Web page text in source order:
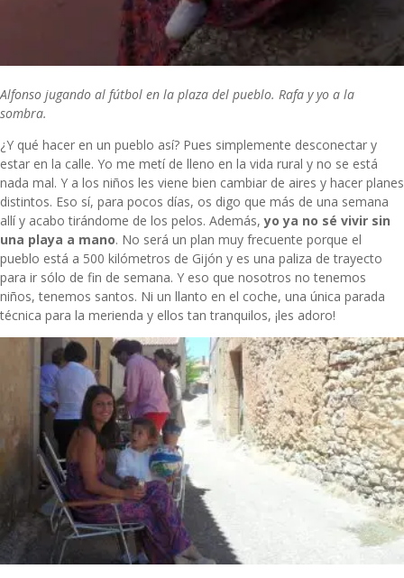
Alfonso jugando al fútbol en la plaza del pueblo. Rafa y yo a la
sombra.
¿Y qué hacer en un pueblo así? Pues simplemente desconectar y
estar en la calle. Yo me metí de lleno en la vida rural y no se está
nada mal. Y a los niños les viene bien cambiar de aires y hacer planes
distintos. Eso sí, para pocos días, os digo que más de una semana
allí y acabo tirándome de los pelos. Además,yo ya no sé vivir sin
una playa a mano. No será un plan muy frecuente porque el
pueblo está a 500 kilómetros de Gijón y es una paliza de trayecto
para ir sólo de fin de semana. Y eso que nosotros no tenemos
niños, tenemos santos. Ni un llanto en el coche, una única parada
técnica para la merienda y ellos tan tranquilos, ¡les adoro!